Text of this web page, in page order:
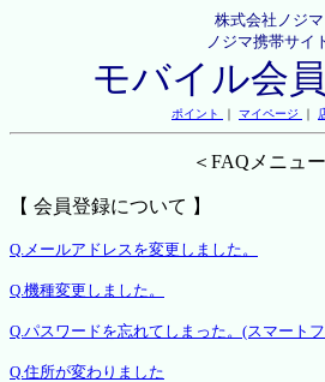
株式会社ノジマ
ノジマ携帯サイ
モバイル会
ポイント ｜ マイページ ｜
＜FAQメニュ
【 会員登録について 】
Q.メールアドレスを変更しました。
Q.機種変更しました。
Q.パスワードを忘れてしまった。(スマート
Q.住所が変わりました